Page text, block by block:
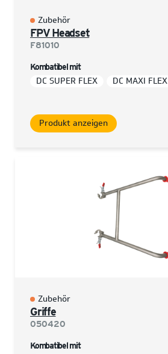
Zubehör
FPV Headset
F81010
Kombatibel mit
DC SUPER FLEX DC MAXI FLEX
Produkt anzeigen
Zubehör
Griffe
050420
Kombatibel mit